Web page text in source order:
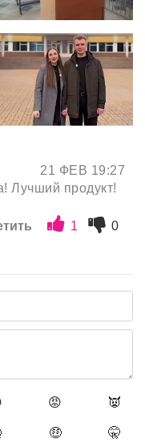
21 ФЕВ 19:27
Лучший продукт!
1
0
😡 👿
🤑 🤫